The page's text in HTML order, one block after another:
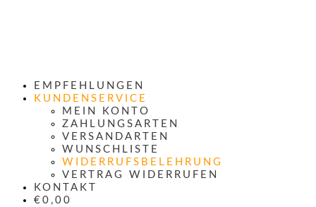
EMPFEHLUNGEN
KUNDENSERVICE
MEIN KONTO
ZAHLUNGSARTEN
VERSANDARTEN
WUNSCHLISTE
WIDERRUFSBELEHRUNG
VERTRAG WIDERRUFEN
KONTAKT
€0,00